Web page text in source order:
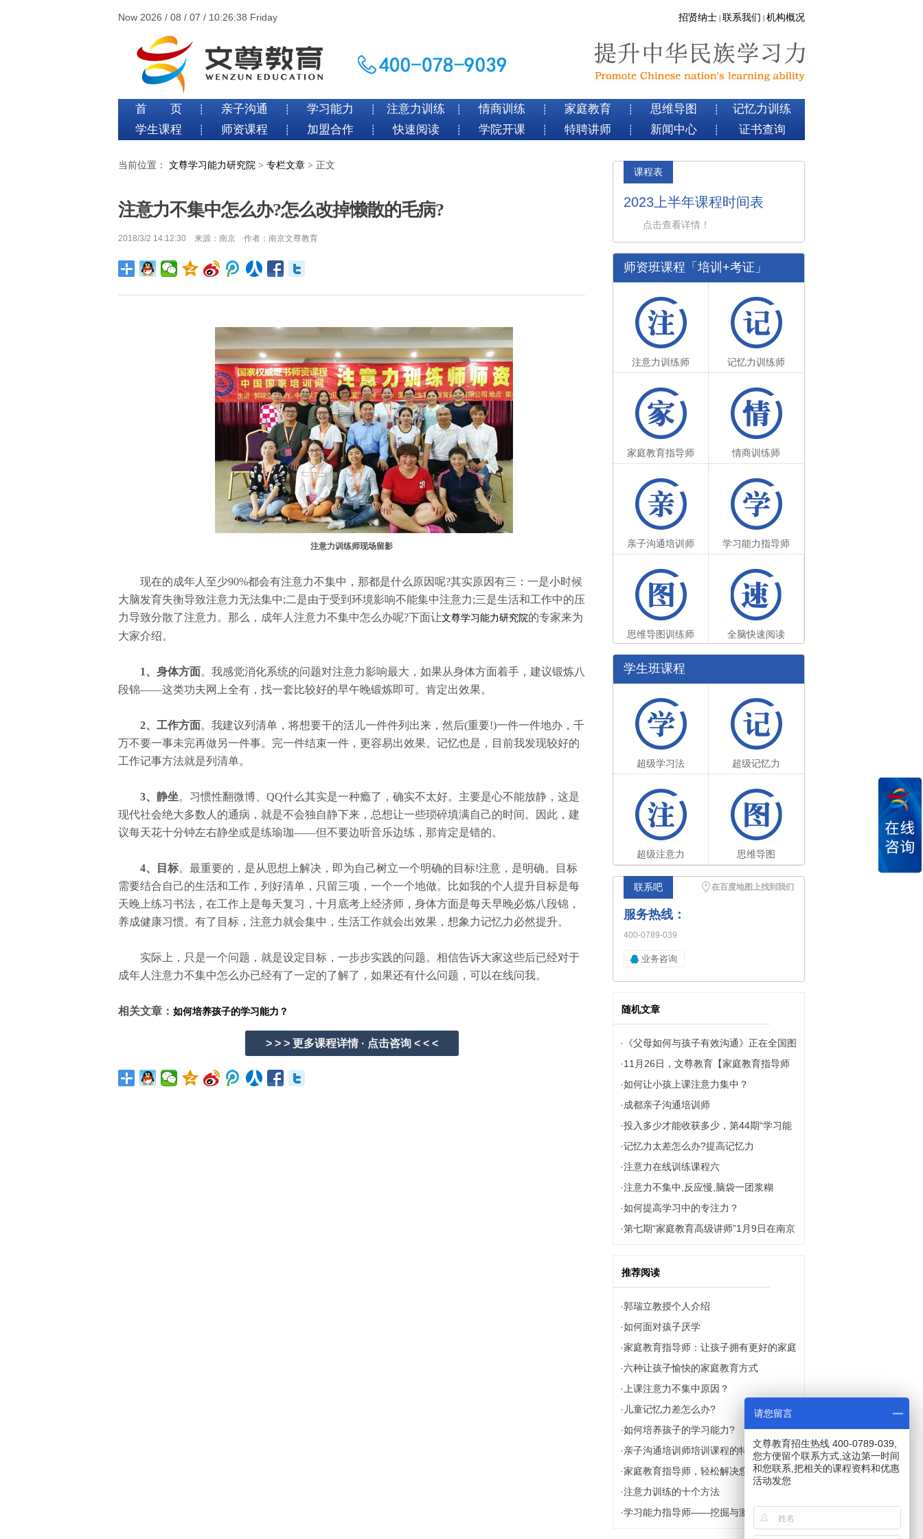
Now 2026 / 08 / 07 / 10:26:39 Friday 招贤纳士 | 联系我们 | 机构概况
首 页 ┊ 亲子沟通 ┊ 学习能力 ┊ 注意力训练 ┊ 情商训练 ┊ 家庭教育 ┊ 思维导图 ┊
记忆力训练
学生课程
┊ 师资课程 ┊ 加盟合作 ┊ 快速阅读 ┊ 学院开课 ┊ 特聘讲师 ┊ 新闻中心 ┊ 证书查询
当前位置： 文尊学习能力研究院 > 专栏文章 > 正文
注意力不集中怎么办?怎么改掉懒散的毛病?
2018/3/2 14:12:30 来源：南京 作者：南京文尊教育
注意力训练师现场留影
现在的成年人至少90%都会有注意力不集中，那都是什么原因呢?其实原因有三：一是小时候
大脑发育失衡导致注意力无法集中;二是由于受到环境影响不能集中注意力;三是生活和工作中的压
力导致分散了注意力。那么，成年人注意力不集中怎么办呢?下面让文尊学习能力研究院的专家来为
大家介绍。
1、身体方面。我感觉消化系统的问题对注意力影响最大，如果从身体方面着手，建议锻炼八
段锦——这类功夫网上全有，找一套比较好的早午晚锻炼即可。肯定出效果。
2、工作方面。我建议列清单，将想要干的活儿一件件列出来，然后(重要!)一件一件地办，千
万不要一事未完再做另一件事。完一件结束一件，更容易出效果。记忆也是，目前我发现较好的
工作记事方法就是列清单。
3、静坐。习惯性翻微博、QQ什么其实是一种瘾了，确实不太好。主要是心不能放静，这是
现代社会绝大多数人的通病，就是不会独自静下来，总想让一些琐碎填满自己的时间。因此，建
议每天花十分钟左右静坐或是练瑜珈——但不要边听音乐边练，那肯定是错的。
4、目标。最重要的，是从思想上解决，即为自己树立一个明确的目标!注意，是明确。目标
需要结合自己的生活和工作，列好清单，只留三项，一个一个地做。比如我的个人提升目标是每
天晚上练习书法，在工作上是每天复习，十月底考上经济师，身体方面是每天早晚必炼八段锦，
养成健康习惯。有了目标，注意力就会集中，生活工作就会出效果，想象力记忆力必然提升。
实际上，只是一个问题，就是设定目标，一步步实践的问题。相信告诉大家这些后已经对于
成年人注意力不集中怎么办已经有了一定的了解了，如果还有什么问题，可以在线问我。
相关文章： 如何培养孩子的学习能力？
> > > 更多课程详情 · 点击咨询 < < <
课程表
2023上半年课程时间表
点击查看详情！
师资班课程「培训+考证」
注意力训练师 记忆力训练师
家庭教育指导师 情商训练师
亲子沟通培训师 学习能力指导师
思维导图训练师 全脑快速阅读
学生班课程
超级学习法 超级记忆力
超级注意力 思维导图
联系吧 在百度地图上找到我们
服务热线：
400-0789-039
业务咨询
随机文章
· 《父母如何与孩子有效沟通》正在全国图
书馆巡回演讲
·11月26日，文尊教育【家庭教育指导师
线上强化班】第二期开始预约啦！老学员
免费学！
·如何让小孩上课注意力集中？
·成都亲子沟通培训师
·投入多少才能收获多少，第44期“学习能
力指导师”课程在南京大学圆满落幕！
·记忆力太差怎么办?提高记忆力
·注意力在线训练课程六
·注意力不集中,反应慢,脑袋一团浆糊
·如何提高学习中的专注力？
·第七期“家庭教育高级讲师”1月9日在南京
推荐阅读
·郭瑞立教授个人介绍
·如何面对孩子厌学
·家庭教育指导师：让孩子拥有更好的家庭
教育
·六种让孩子愉快的家庭教育方式
· 上课注意力不集中原因？
· 儿童记忆力差怎么办?
·如何培养孩子的学习能力?
·亲子沟通培训师培训课程的特点
·家庭教育指导师，轻松解决您面临的家庭
问题
·注意力训练的十个方法
·学习能力指导师——挖掘与激活潜在学习
请您留言
文尊教育招生热线 400-0789-039,
您方便留个联系方式,这边第一时间
和您联系,把相关的课程资料和优惠
活动发您